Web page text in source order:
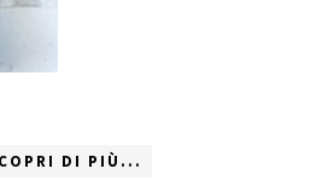
DI PIÙ...